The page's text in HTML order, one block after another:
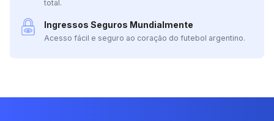
total.
Ingressos Seguros Mundialmente
Acesso fácil e seguro ao coração do futebol argentino.